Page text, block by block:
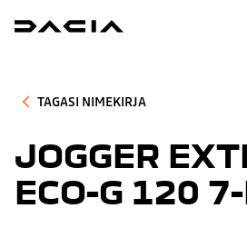
TAGASI NIMEKIRJA
JOGGER
ECO-G 120